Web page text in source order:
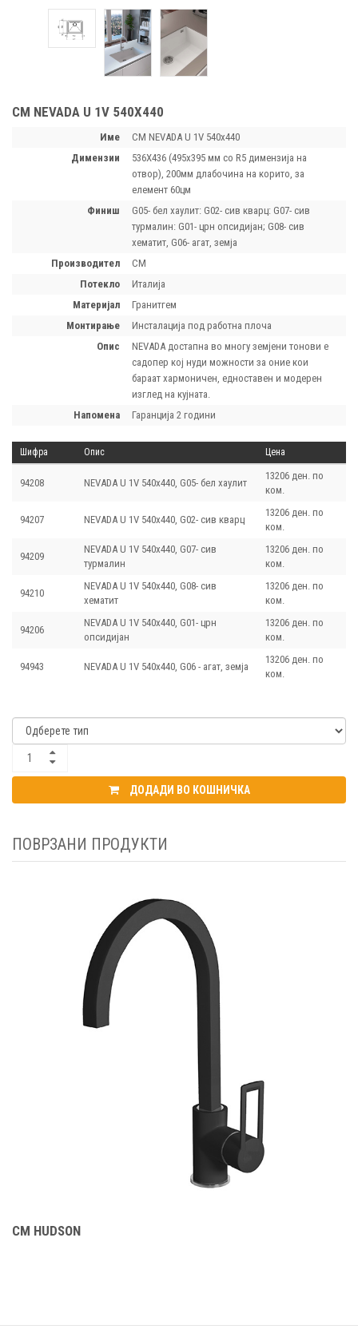
CM NEVADA U 1V 540Х440
Име
CM NEVADA U 1V 540х440
димензии
536X436 (495x395 мм со R5 димензија на
отвор), 200мм длабочина на корито, за
елемент 60цм
финиш
G05- бел хаулит: G02- сив кварц: G07- сив
турмалин: G01- црн опсидијан; G08- сив
хематит, G06- агат, земја
производител
CM
потекло
Италија
материјал
Гранитгем
монтирање
Инсталација под работна плоча
опис
NEVADA достапна во многу земјени тонови е
садопер кој нуди можности за оние кои
бараат хармоничен, едноставен и модерен
изглед на кујната.
напомена
Гаранција 2 години
Шифра Опис Цена
94208 NEVADA U 1V 540х440, G05- бел хаулит
13206 ден. по
ком.
94207 NEVADA U 1V 540х440, G02- сив кварц
13206 ден. по
ком.
94209
NEVADA U 1V 540х440, G07- сив
турмалин
13206 ден. по
ком.
94210
NEVADA U 1V 540х440, G08- сив
хематит
13206 ден. по
ком.
94206
NEVADA U 1V 540х440, G01- црн
опсидијан
13206 ден. по
ком.
94943 NEVADA U 1V 540х440, G06 - агат, земја
13206 ден. по
ком.
ДОДАДИ ВО КОШНИЧКА
ПОВРЗАНИ ПРОДУКТИ
CM HUDSON